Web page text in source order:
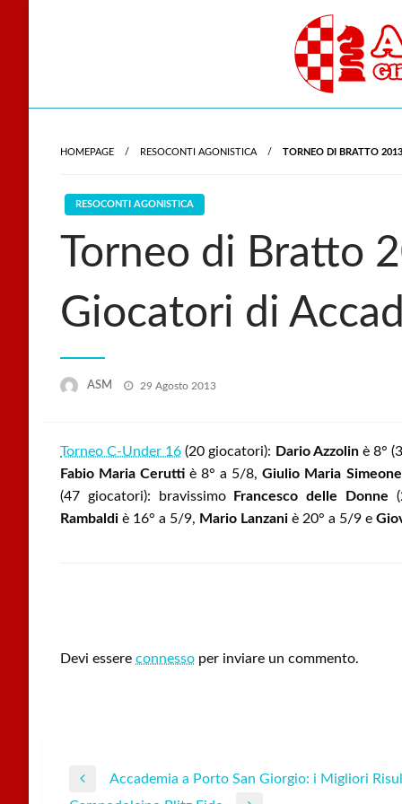
Gli scacchi nel
HOMEPAGE RESOCONTI AGONISTICA TORNEO DI BRATTO
RESOCONTI AGONISTICA
Torneo di Bratto
Giocatori di
ASM
Posted
29 Agosto 2013
Torneo C-Under 16 (20 giocatori): Dario Azzolin è 8°
Fabio Maria Ceruttiè 8° a 5/8,Giulio Maria Simeone
(47 giocatori): bravissimo
Francesco delle Donne
Rambaldi è 16° a 5/9, Mario Lanzani è 20° a 5/9 e
Devi essere connesso per inviare un commento.
Navigazione
Previous
Accademia a Porto San Giorgio: i Migliori